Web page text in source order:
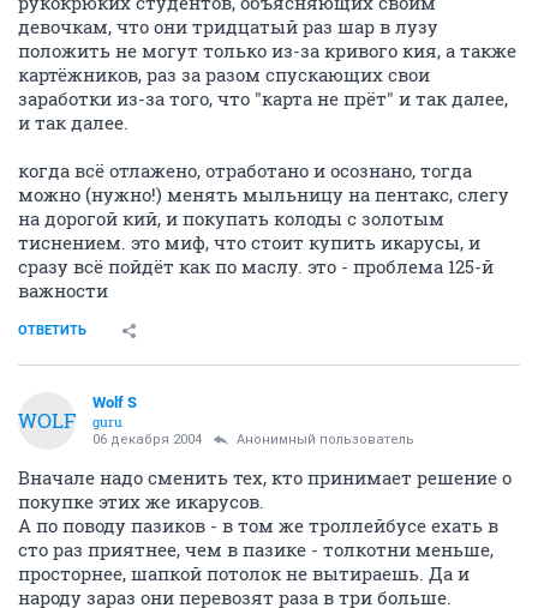
девочкам, что они тридцатый раз шар в лузу
положить не могут только из-за кривого кия, а также
картёжников, раз за разом спускающих свои
заработки из-за того, что "карта не прёт" и так далее,
и так далее.
когда всё отлажено, отработано и осознано, тогда
можно (нужно!) менять мыльницу на пентакс, слегу
на дорогой кий, и покупать колоды с золотым
тиснением. это миф, что стоит купить икарусы, и
сразу всё пойдёт как по маслу. это - проблема 125-й
важности
ОТВЕТИТЬ
WOLF
Wolf S
guru
06 декабря 2004 Анонимный пользователь
Вначале надо сменить тех, кто принимает решение о
покупке этих же икарусов.
А по поводу пазиков - в том же троллейбусе ехать в
сто раз приятнее, чем в пазике - толкотни меньше,
просторнее, шапкой потолок не вытираешь. Да и
народу зараз они перевозят раза в три больше.